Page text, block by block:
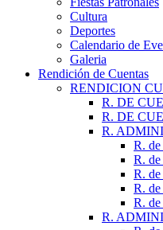
Cultura
Deportes
Calendario de
Galeria
Rendición de Cuentas
RENDICION
R. DE
R. DE
R.
R. de
R. de
R. de
R. de
R. de
R.